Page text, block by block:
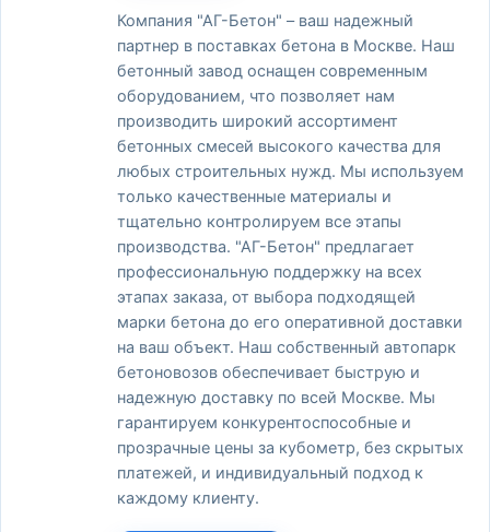
Компания "АГ-Бетон" – ваш надежный
партнер в поставках бетона в Москве. Наш
бетонный завод оснащен современным
оборудованием, что позволяет нам
производить широкий ассортимент
бетонных смесей высокого качества для
любых строительных нужд. Мы используем
только качественные материалы и
тщательно контролируем все этапы
производства. "АГ-Бетон" предлагает
профессиональную поддержку на всех
этапах заказа, от выбора подходящей
марки бетона до его оперативной доставки
на ваш объект. Наш собственный автопарк
бетоновозов обеспечивает быструю и
надежную доставку по всей Москве. Мы
гарантируем конкурентоспособные и
прозрачные цены за кубометр, без скрытых
платежей, и индивидуальный подход к
каждому клиенту.